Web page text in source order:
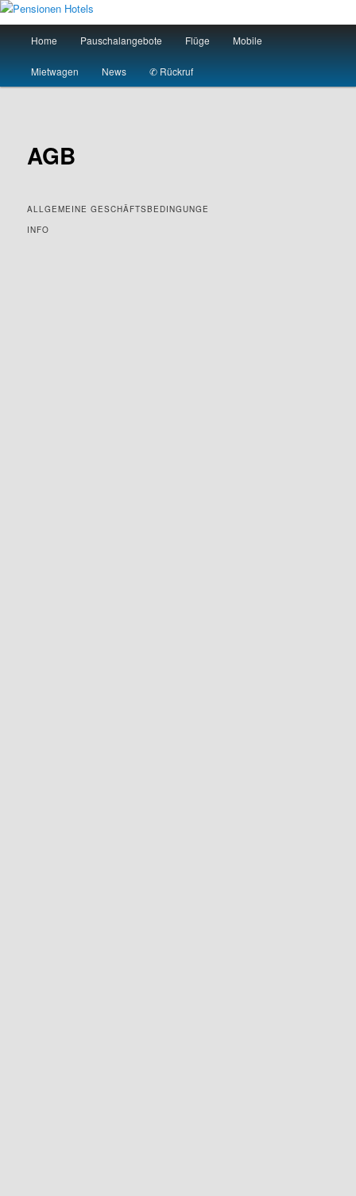
Zum
primären
Pensionen Hotels
Home Pauschalangebote Flüge Mobile
Mietwagen News ✆ Rückruf
AGB
ALLGEMEINE GESCHÄFTSBEDINGUNGE
INFO